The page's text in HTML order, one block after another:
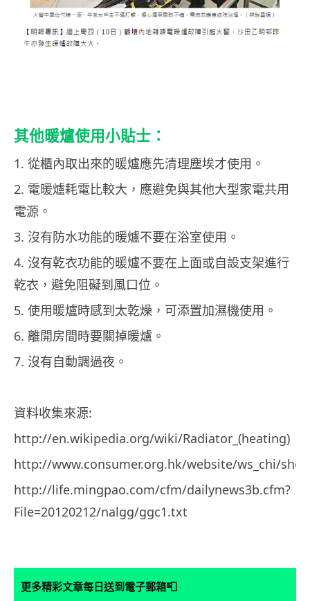
其他暖爐使用小貼士：
1. 從櫃內取出來的暖爐應先清理塵埃才使用。
2. 電暖爐耗電比較大，應避免與其他大型家電共用
電源。
3. 沒有防水功能的暖爐不要在浴室使用。
4. 沒有乾衣功能的暖爐不要在上面或自設支架進行
乾衣，避免阻礙到風口位。
5. 使用暖爐時感到太乾燥，可添置加濕機使用。
6. 離開房間時要關掉暖爐。
7. 沒有自動調過夜。
資料收集來源:
http://en.wikipedia.org/wiki/Radiator_(heating)
http://www.consumer.org.hk/website/ws_chi/
http://life.mingpao.com/cfm/dailynews3b.cfm?
File=20120212/nalgg/ggc1.txt
更多精彩文章每日送到電子郵箱📮